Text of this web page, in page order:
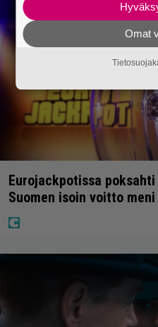
Eurojackpotissa
Suomen isoin voitto meni
Omat